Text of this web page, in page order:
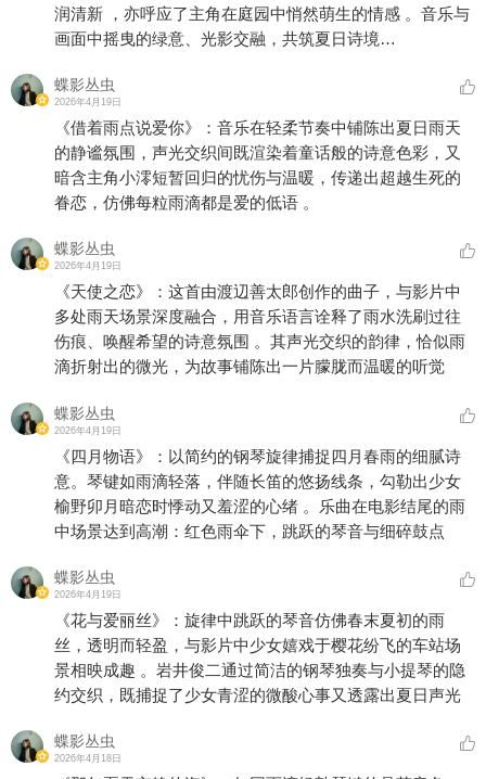
润清新 ，亦呼应了主角在庭园中悄然萌生的情感 。音乐与
画面中摇曳的绿意、光影交融，共筑夏日诗境…
蝶影丛虫
2026年4月19日
《借着雨点说爱你》：音乐在轻柔节奏中铺陈出夏日雨天
的静谧氛围，声光交织间既渲染着童话般的诗意色彩，又
暗含主角小澪短暂回归的忧伤与温暖，传递出超越生死的
眷恋，仿佛每粒雨滴都是爱的低语 。
蝶影丛虫
2026年4月19日
《天使之恋》：这首由渡辺善太郎创作的曲子，与影片中
多处雨天场景深度融合，用音乐语言诠释了雨水洗刷过往
伤痕、唤醒希望的诗意氛围 。其声光交织的韵律，恰似雨
滴折射出的微光，为故事铺陈出一片朦胧而温暖的听觉
蝶影丛虫
2026年4月19日
《四月物语》：以简约的钢琴旋律捕捉四月春雨的细腻诗
意。琴键如雨滴轻落，伴随长笛的悠扬线条，勾勒出少女
榆野卯月暗恋时悸动又羞涩的心绪 。乐曲在电影结尾的雨
中场景达到高潮：红色雨伞下，跳跃的琴音与细碎鼓点
蝶影丛虫
2026年4月19日
《花与爱丽丝》：旋律中跳跃的琴音仿佛春末夏初的雨
丝，透明而轻盈，与影片中少女嬉戏于樱花纷飞的车站场
景相映成趣 。岩井俊二通过简洁的钢琴独奏与小提琴的隐
约交织，既捕捉了少女青涩的微酸心事又透露出夏日声光
蝶影丛虫
2026年4月18日